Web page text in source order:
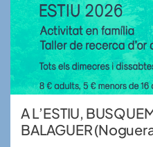
A L’ESTIU,
BALAGUER